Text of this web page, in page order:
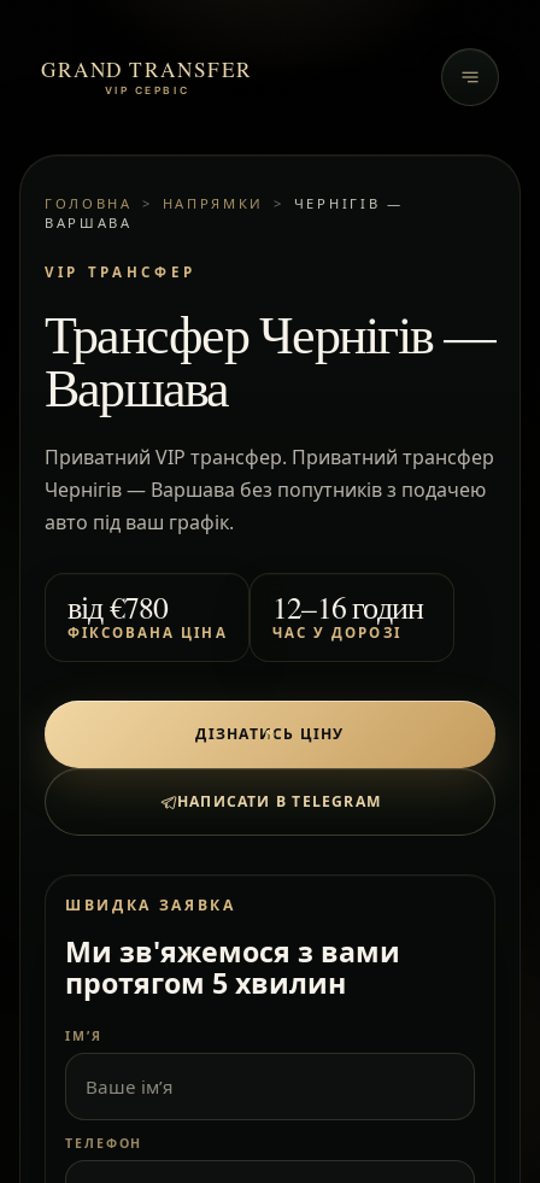
GRAND TRANSFER
VIP СЕРВІС
ГОЛОВНА > НАПРЯМКИ >
ЧЕРНІГІВ —
ВАРШАВА
VIP ТРАНСФЕР
Трансфер Чернігів —
Варшава
Приватний VIP трансфер. Приватний трансфер
Чернігів — Варшава без попутників з подачею
авто під ваш графік.
від€780
ФІКСОВАНА ЦІНА
12–16 годин
ЧАС У ДОРОЗІ
ДІЗНАТИСЬ ЦІНУ
НАПИСАТИ В TELEGRAM
ШВИДКА ЗАЯВКА
Ми зв'яжемося з вами
протягом 5 хвилин
ІМ’Я
ТЕЛЕФОН